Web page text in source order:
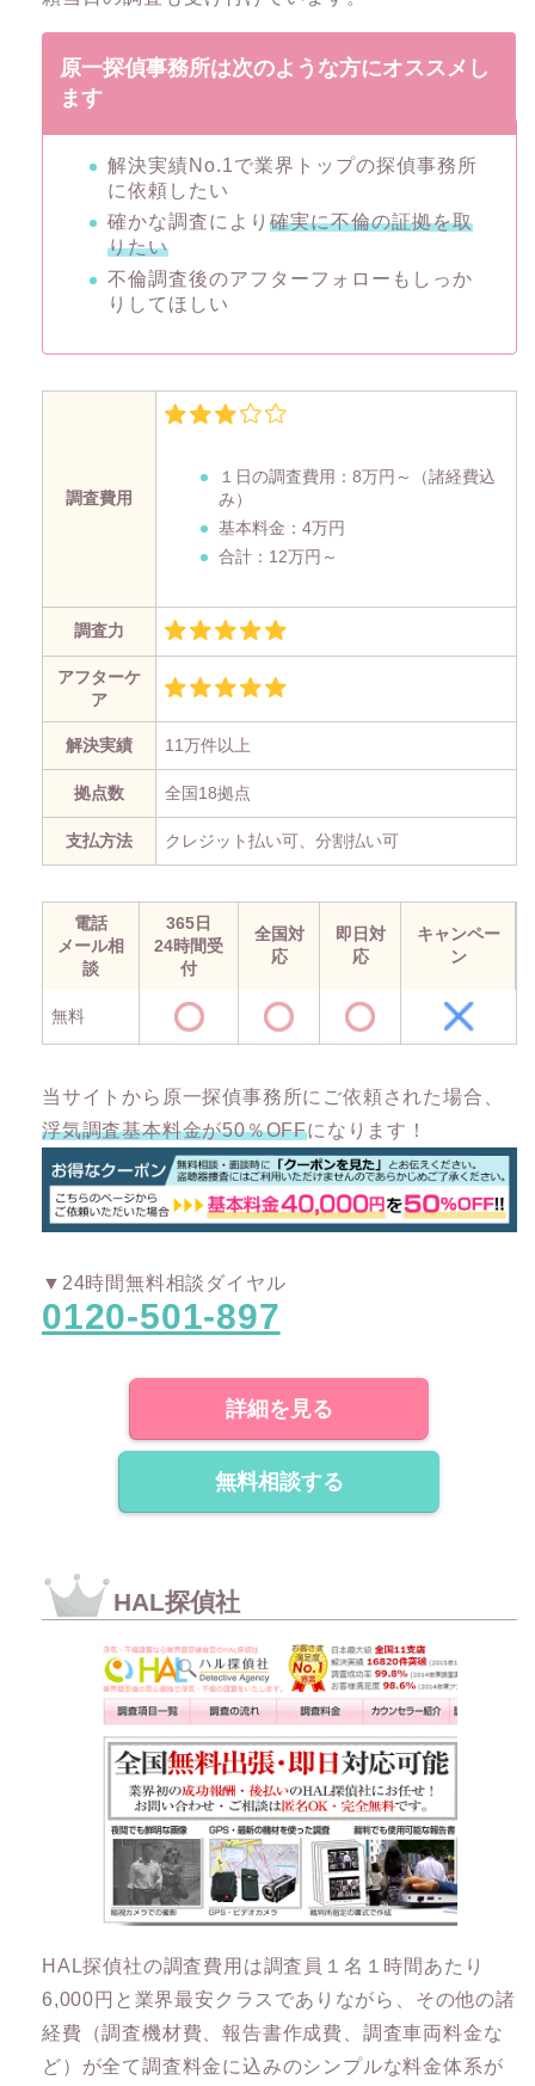
原一探偵事務所は次のような方にオススメし
ます
解決実績No.1で業界トップの探偵事務所
に依頼したい
確かな調査により 確実に不倫の証拠を取
りたい
不倫調査後のアフターフォローもしっか
りしてほしい
調査費用
１日の調査費用： 8万円～
（諸経費込
み）
基本料金：4万円
合計：12万円～
調査力
アフターケ
ア
解決実績 11万件以上
拠点数 全国18拠点
支払方法 クレジット払い可、分割払い可
電話
メール相
談
365日
24時間受
付
全国対
応
即日対
応
キャンペー
ン
無料
当サイトから原一探偵事務所にご依頼された場合、
浮気調査基本料金が50％OFFになります！
▼24時間無料相談ダイヤル
0120-501-897
詳細を見る
無料相談する
HAL探偵社
HAL探偵社の調査費用は調査員１名１時間あたり
6,000円と業界最安クラスでありながら、その他の諸
経費（調査機材費、報告書作成費、調査車両料金な
ど）が全て調査料金に込みのシンプルな料金体系が